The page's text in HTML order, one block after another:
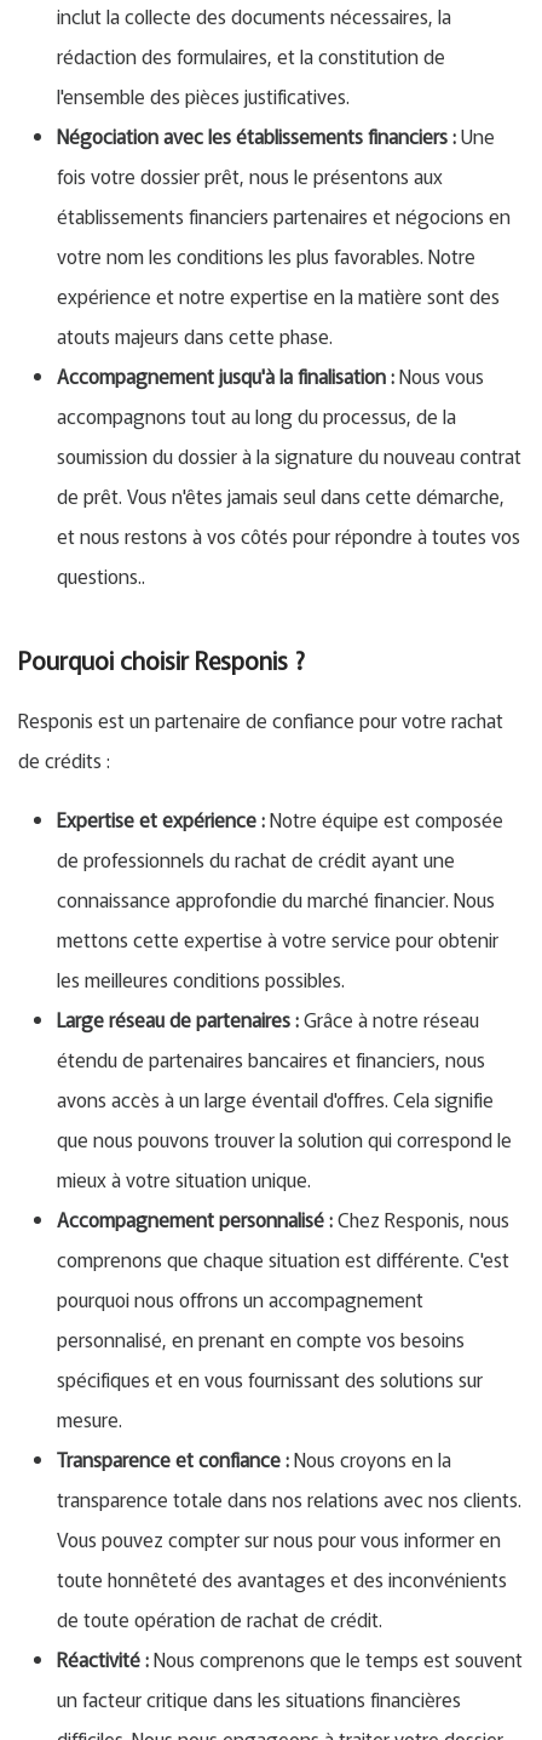
inclut la collecte des documents nécessaires, la
rédaction des formulaires, et la constitution de
l'ensemble des pièces justificatives.
Négociation avec les établissements financiers :Une
fois votre dossier prêt, nous le présentons aux
établissements financiers partenaires et négocions en
votre nom les conditions les plus favorables. Notre
expérience et notre expertise en la matière sont des
atouts majeurs dans cette phase.
Accompagnement jusqu'à la finalisation :Nous vous
accompagnons tout au long du processus, de la
soumission du dossier à la signature du nouveau contrat
de prêt. Vous n'êtes jamais seul dans cette démarche,
et nous restons à vos côtés pour répondre à toutes vos
questions..
Pourquoi choisir Responis ?
Responis est un partenaire de confiance pour votre rachat
de crédits :
Expertise et expérience :Notre équipe est composée
de professionnels du rachat de crédit ayant une
connaissance approfondie du marché financier. Nous
mettons cette expertise à votre service pour obtenir
les meilleures conditions possibles.
Large réseau de partenaires :Grâce à notre réseau
étendu de partenaires bancaires et financiers, nous
avons accès à un large éventail d'offres. Cela signifie
que nous pouvons trouver la solution qui correspond le
mieux à votre situation unique.
Accompagnement personnalisé :Chez Responis, nous
comprenons que chaque situation est différente. C'est
pourquoi nous offrons un accompagnement
personnalisé, en prenant en compte vos besoins
spécifiques et en vous fournissant des solutions sur
mesure.
Transparence et confiance :Nous croyons en la
transparence totale dans nos relations avec nos clients.
Vous pouvez compter sur nous pour vous informer en
toute honnêteté des avantages et des inconvénients
de toute opération de rachat de crédit.
Réactivité :Nous comprenons que le temps est souvent
un facteur critique dans les situations financières